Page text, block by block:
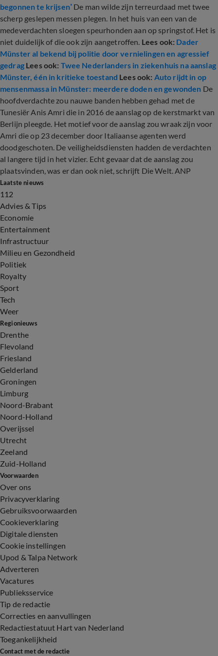
begonnen te krijsen’ De man wilde zijn terreurdaad met twee
scherp geslepen messen plegen. In het huis van een van de
medeverdachten sloegen speurhonden aan op springstof. Het is
niet duidelijk of die ook zijn aangetroffen. Lees ook: Dader
Münster al bekend bij politie door vernielingen en agressief
gedragLees ook: Twee Nederlanders in ziekenhuis na aanslag
Münster, één in kritieke toestand Lees ook: Auto rijdt in op
mensenmassa in Münster: meerdere doden en gewonden De
hoofdverdachte zou nauwe banden hebben gehad met de
Tunesiër Anis Amri die in 2016 de aanslag op de kerstmarkt van
Berlijn pleegde. Het motief voor de aanslag zou wraak zijn voor
Amri die op 23 december door Italiaanse agenten werd
doodgeschoten. De veiligheidsdiensten hadden de verdachten
al langere tijd in het vizier. Echt gevaar dat de aanslag zou
plaatsvinden, was er dan ook niet, schrijft Die Welt. ANP
Laatste nieuws
112
Advies & Tips
Economie
Entertainment
Infrastructuur
Milieu en Gezondheid
Politiek
Royalty
Sport
Tech
Weer
Regionieuws
Drenthe
Flevoland
Friesland
Gelderland
Groningen
Limburg
Noord-Brabant
Noord-Holland
Overijssel
Utrecht
Zeeland
Zuid-Holland
Voorwaarden
Over ons
Privacyverklaring
Gebruiksvoorwaarden
Cookieverklaring
Digitale diensten
Cookie instellingen
Upod & Talpa Network
Adverteren
Vacatures
Publieksservice
Tip de redactie
Correcties en aanvullingen
Redactiestatuut Hart van Nederland
Toegankelijkheid
Contact met de redactie